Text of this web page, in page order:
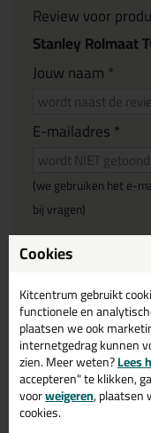
Review voor
Stanley Rolmaat
Jouw naam *
E-mailadres *
(we gebruiken het e-
bij vragen)
Reviewtitel *
Je ervaring
Cookies
Kitcentrum gebruikt
functionele en
plaatsen we ook
internetgedrag kunnen
zien. Meer weten?Lees
accepteren" te klikken,
voorweigeren, plaatsen
cookies.